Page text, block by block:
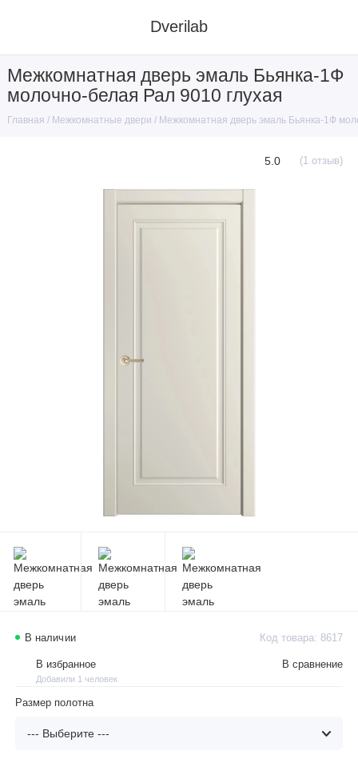
Dverilab
Межкомнатная дверь эмаль Бьянка-1Ф
молочно-белая Рал 9010 глухая
Главная Межкомнатные двери Межкомнатная дверь эмаль Бьянка-1Ф
5.0 (1 отзыв)
В наличии Код товара: 8617
В избранное
Добавили 1 человек
В сравнение
Размер полотна